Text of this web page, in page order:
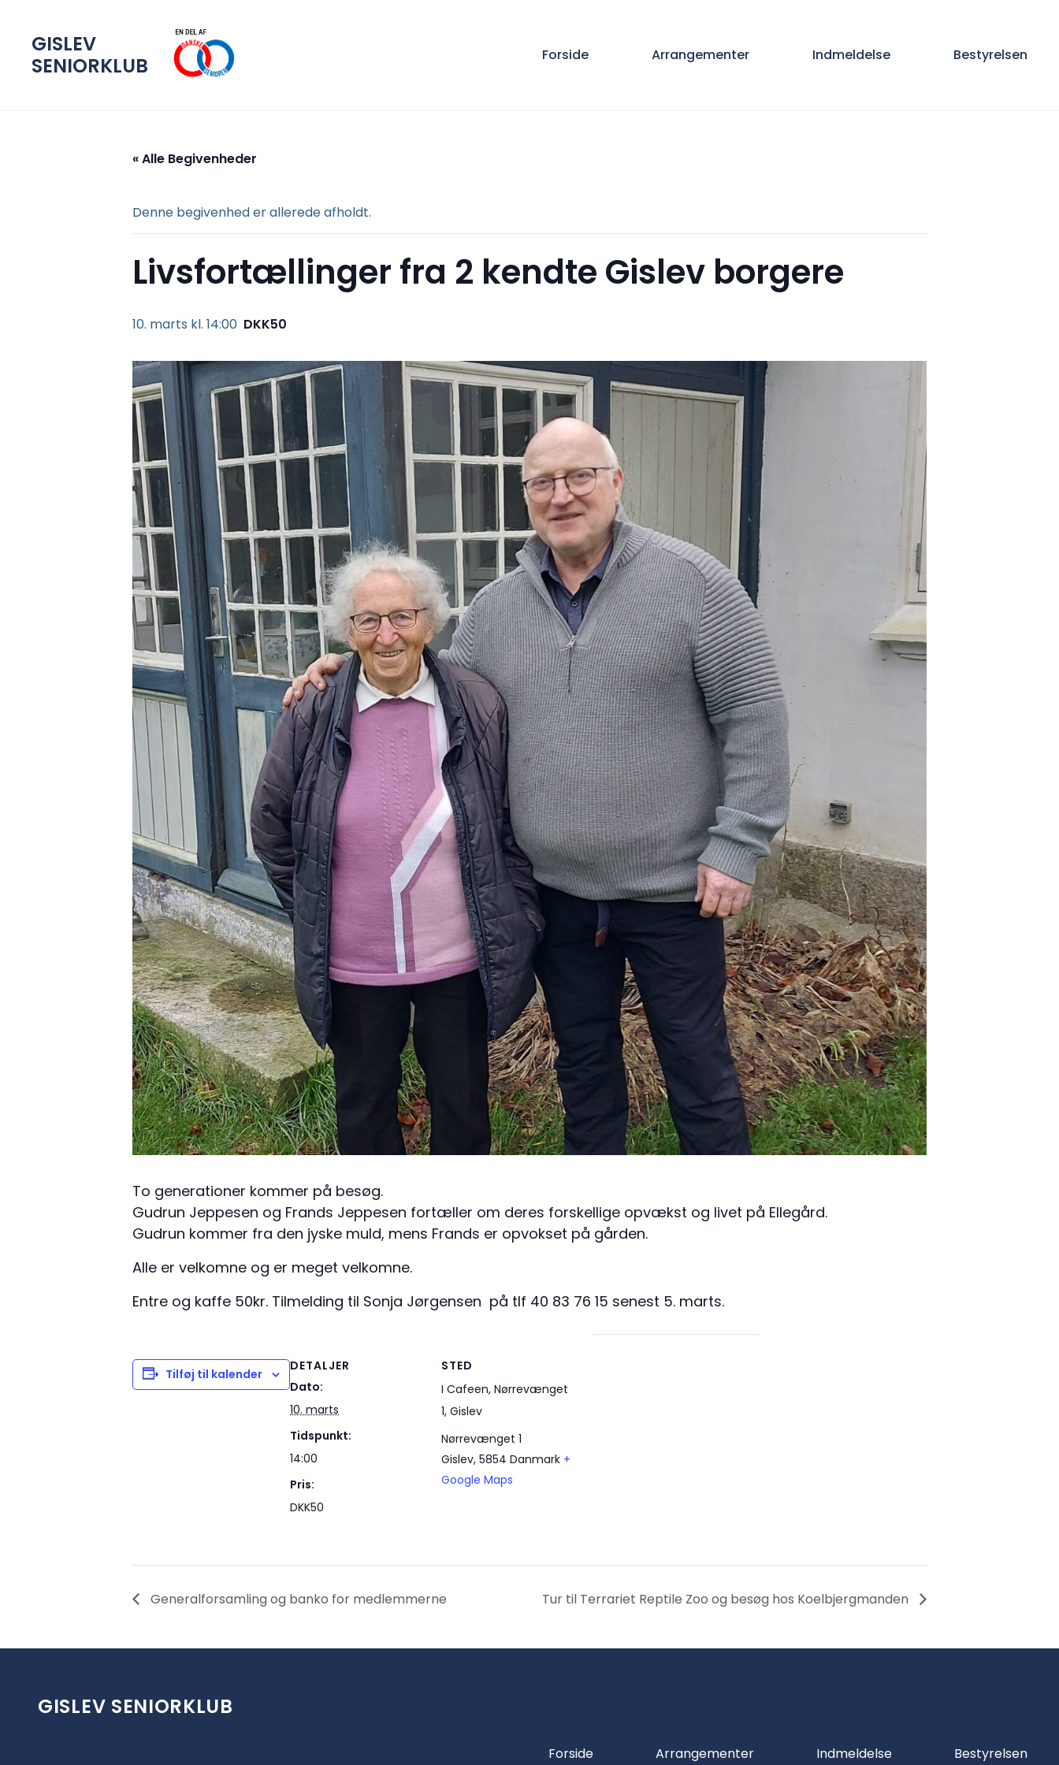
GISLEV
SENIORKLUB
Forside Arrangementer Indmeldelse Bestyrelsen
« Alle Begivenheder
Denne begivenhed er allerede afholdt.
Livsfortællinger fra 2 kendte Gislev borgere
10. marts kl. 14:00 DKK50
To generationer kommer på besøg.
Gudrun Jeppesen og Frands Jeppesen fortæller om deres forskellige opvækst og livet på Ellegård.
Gudrun kommer fra den jyske muld, mens Frands er opvokset på gården.
Alle er velkomne og er meget velkomne.
Entre og kaffe 50kr. Tilmelding til Sonja Jørgensen på tlf 40 83 76 15 senest 5. marts.
Tilføj til kalender
DETALJER
Dato:
10. marts
Tidspunkt:
14:00
Pris:
DKK50
STED
I Cafeen, Nørrevænget
1, Gislev
Nørrevænget 1
Gislev, 5854 Danmark +
Google Maps
Generalforsamling og banko for medlemmerne Tur til Terrariet Reptile Zoo og besøg hos Koelbjergmanden
GISLEV SENIORKLUB
Forside Arrangementer Indmeldelse Bestyrelsen